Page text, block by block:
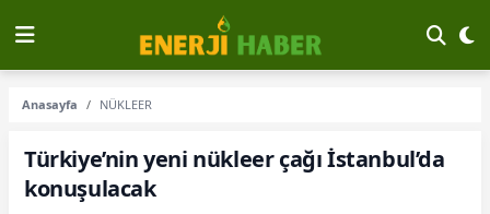
Anasayfa NÜKLEER
Türkiye’nin yeni nükleer çağı İstanbul’da
konuşulacak